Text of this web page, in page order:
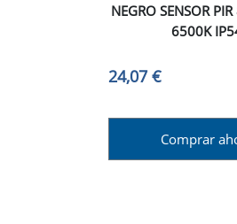
NEGRO SENSOR
6500K
24,07 €
Comprar